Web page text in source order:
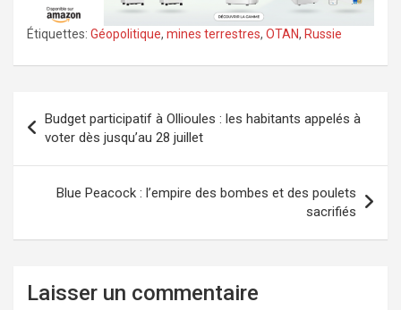
Étiquettes: Géopolitique, mines terrestres, OTAN, Russie
de
l’article
Budget participatif à Ollioules : les habitants appelés à
voter dès jusqu’au 28 juillet
Blue Peacock : l’empire des bombes et des poulets
sacrifiés
Laisser un commentaire